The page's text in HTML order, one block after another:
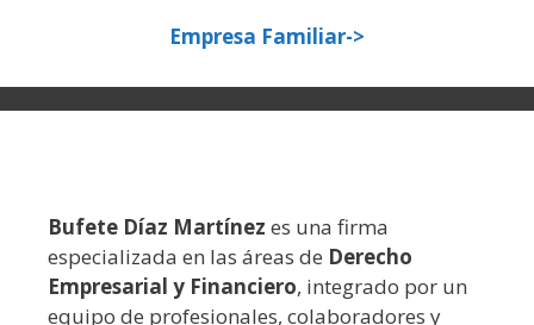
Empresa Familiar->
Bufete Díaz Martínez es una firma
especializada en las áreas de Derecho
Empresarial y Financiero, integrado por un
equipo de profesionales, colaboradores y